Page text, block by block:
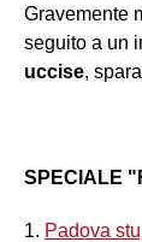
Gravemente
seguito a un
uccise,
SPECIALE
1. Padova